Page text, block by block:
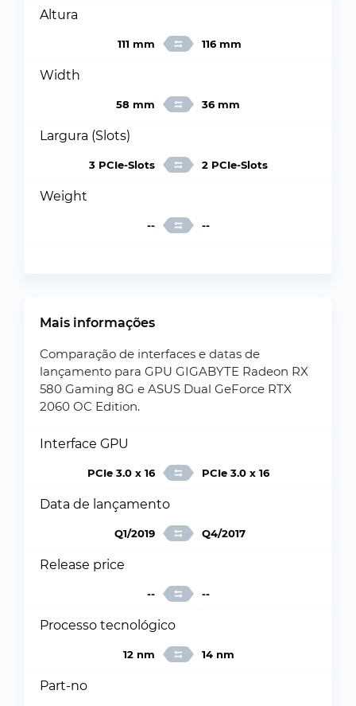
Altura
111 mm 116 mm
Width
58 mm 36 mm
Largura (Slots)
3 PCIe-Slots 2 PCIe-Slots
Weight
-- --
Mais informações
Comparação de interfaces e datas de
lançamento para GPU GIGABYTE Radeon RX
580 Gaming 8G e ASUS Dual GeForce RTX
2060 OC Edition.
Interface GPU
PCIe 3.0 x 16 PCIe 3.0 x 16
Data de lançamento
Q1/2019 Q4/2017
Release price
-- --
Processo tecnológico
12 nm 14 nm
Part-no